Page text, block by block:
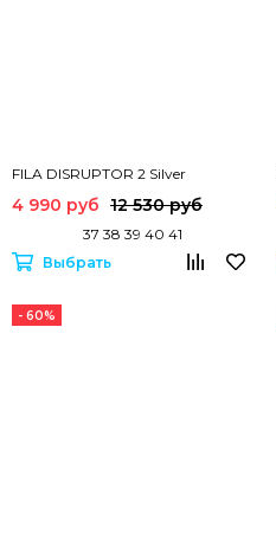
FILA DISRUPTOR 2 Silver
4 990 руб 12 530 руб
37 38 39 40 41
Выбрать
- 60%